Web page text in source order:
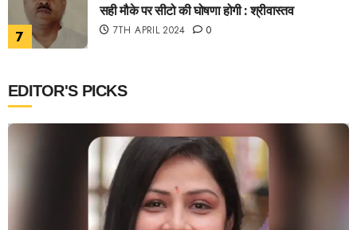
7
सही मौके पर सीटो की घोषणा होगी : श्रीवास्तव
7TH APRIL 2024 0
EDITOR'S PICKS